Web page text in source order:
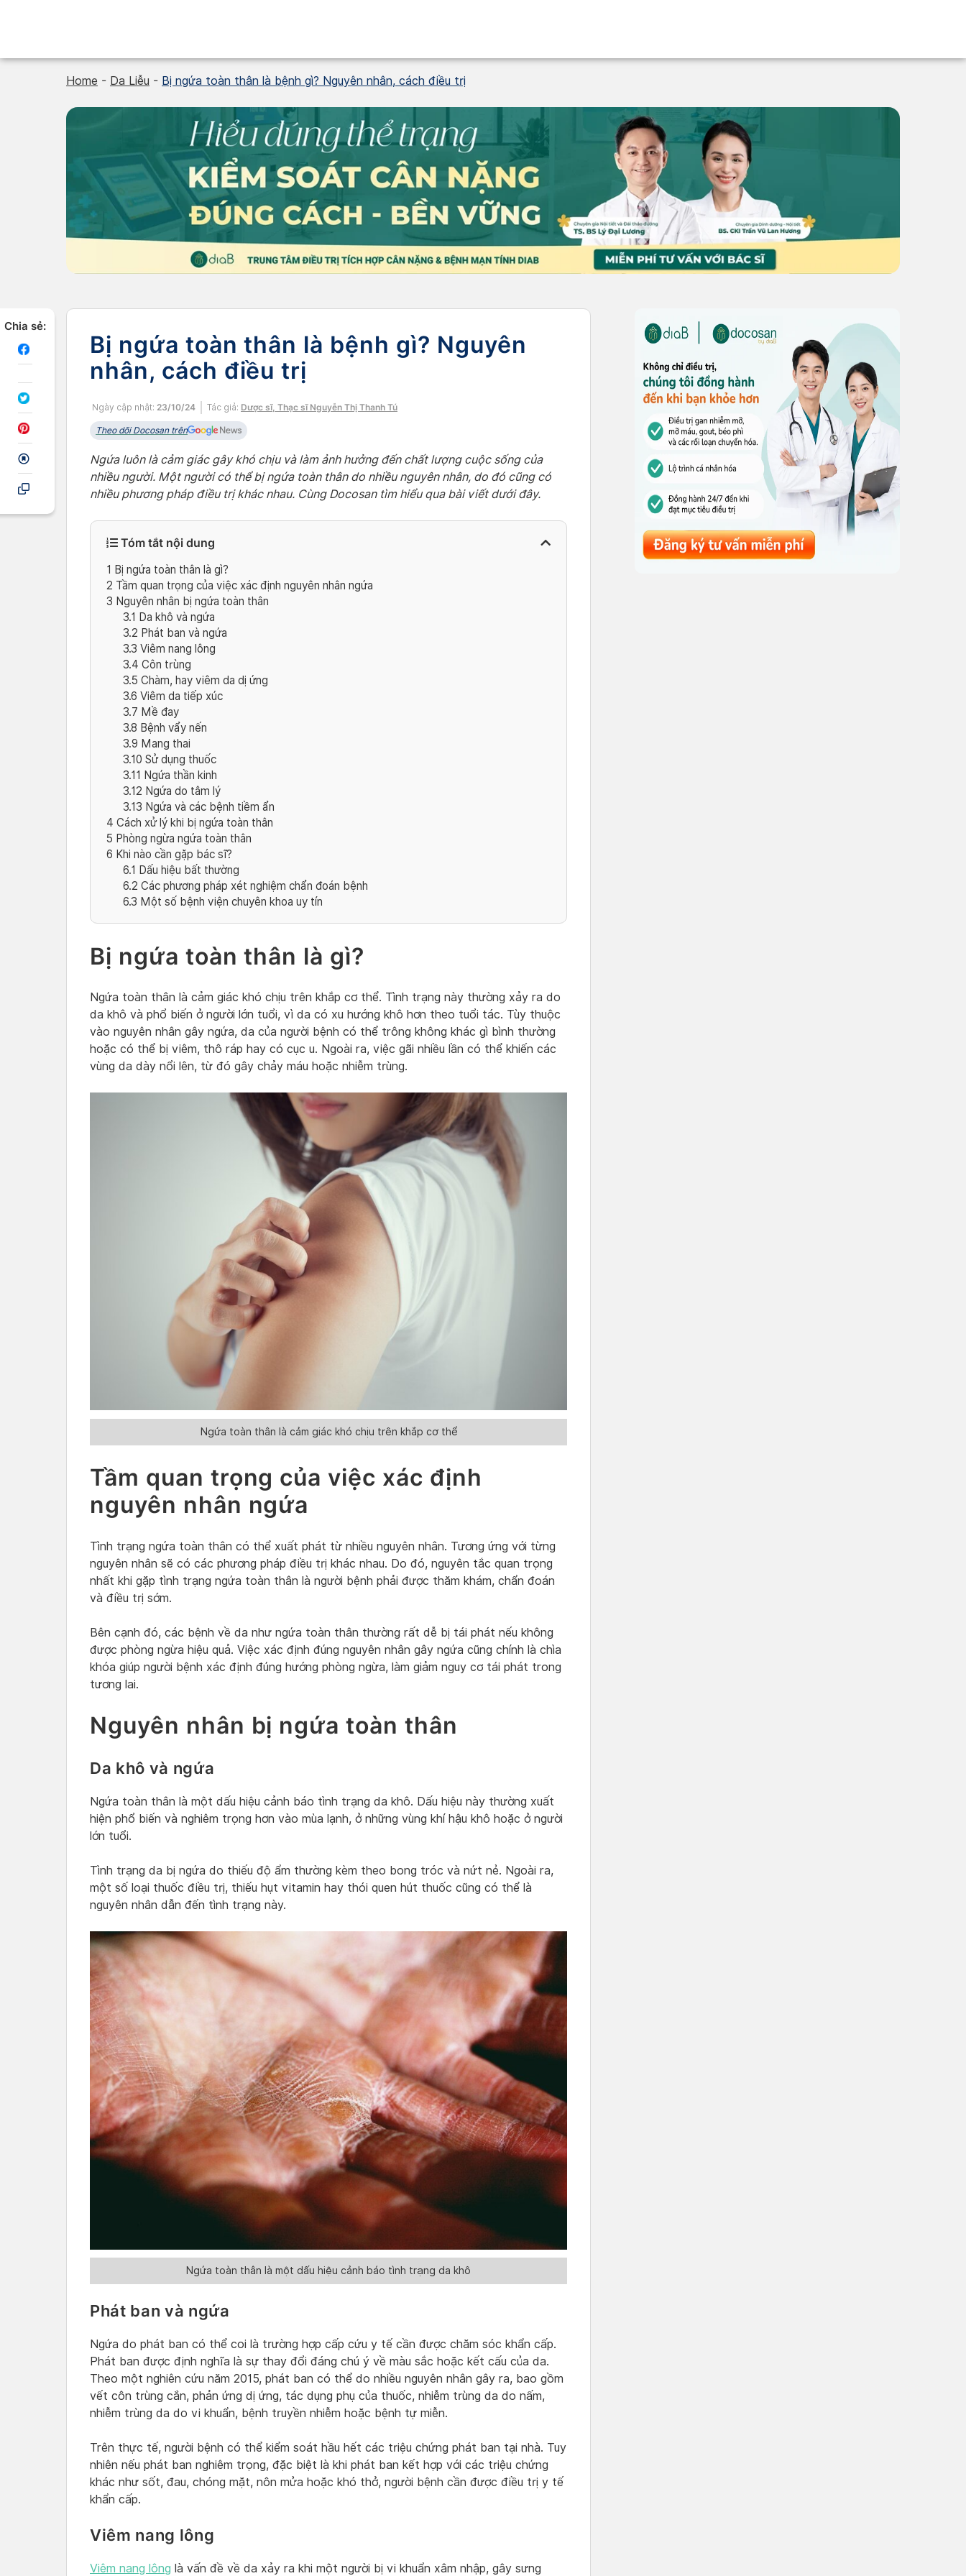
Home - Da Liễu - Bị ngứa toàn thân là bệnh gì? Nguyên nhân, cách điều trị
Chia sẻ:
Bị ngứa toàn thân là bệnh gì? Nguyên
nhân, cách điều trị
Ngày cập nhật: 23/10/24 Tác giả: Dược sĩ, Thạc sĩ Nguyễn Thị Thanh Tú
Theo dõi Docosan trên
Ngứa luôn là cảm giác gây khó chịu và làm ảnh hưởng đến chất lượng cuộc sống của
nhiều người. Một người có thể bị ngứa toàn thân do nhiều nguyên nhân, do đó cũng có
nhiều phương pháp điều trị khác nhau. Cùng Docosan tìm hiểu qua bài viết dưới đây.
Tóm tắt nội dung
1 Bị ngứa toàn thân là gì?
2 Tầm quan trọng của việc xác định nguyên nhân ngứa
3 Nguyên nhân bị ngứa toàn thân
3.1 Da khô và ngứa
3.2 Phát ban và ngứa
3.3 Viêm nang lông
3.4 Côn trùng
3.5 Chàm, hay viêm da dị ứng
3.6 Viêm da tiếp xúc
3.7 Mề đay
3.8 Bệnh vẩy nến
3.9 Mang thai
3.10 Sử dụng thuốc
3.11 Ngứa thần kinh
3.12 Ngứa do tâm lý
3.13 Ngứa và các bệnh tiềm ẩn
4 Cách xử lý khi bị ngứa toàn thân
5 Phòng ngừa ngứa toàn thân
6 Khi nào cần gặp bác sĩ?
6.1 Dấu hiệu bất thường
6.2 Các phương pháp xét nghiệm chẩn đoán bệnh
6.3 Một số bệnh viện chuyên khoa uy tín
Bị ngứa toàn thân là gì?
Ngứa toàn thân là cảm giác khó chịu trên khắp cơ thể. Tình trạng này thường xảy ra do
da khô và phổ biến ở người lớn tuổi, vì da có xu hướng khô hơn theo tuổi tác. Tùy thuộc
vào nguyên nhân gây ngứa, da của người bệnh có thể trông không khác gì bình thường
hoặc có thể bị viêm, thô ráp hay có cục u. Ngoài ra, việc gãi nhiều lần có thể khiến các
vùng da dày nổi lên, từ đó gây chảy máu hoặc nhiễm trùng.
Ngứa toàn thân là cảm giác khó chịu trên khắp cơ thể
Tầm quan trọng của việc xác định
nguyên nhân ngứa
Tình trạng ngứa toàn thân có thể xuất phát từ nhiều nguyên nhân. Tương ứng với từng
nguyên nhân sẽ có các phương pháp điều trị khác nhau. Do đó, nguyên tắc quan trọng
nhất khi gặp tình trạng ngứa toàn thân là người bệnh phải được thăm khám, chẩn đoán
và điều trị sớm.
Bên cạnh đó, các bệnh về da như ngứa toàn thân thường rất dễ bị tái phát nếu không
được phòng ngừa hiệu quả. Việc xác định đúng nguyên nhân gây ngứa cũng chính là chìa
khóa giúp người bệnh xác định đúng hướng phòng ngừa, làm giảm nguy cơ tái phát trong
tương lai.
Nguyên nhân bị ngứa toàn thân
Da khô và ngứa
Ngứa toàn thân là một dấu hiệu cảnh báo tình trạng da khô. Dấu hiệu này thường xuất
hiện phổ biến và nghiêm trọng hơn vào mùa lạnh, ở những vùng khí hậu khô hoặc ở người
lớn tuổi.
Tình trạng da bị ngứa do thiếu độ ẩm thường kèm theo bong tróc và nứt nẻ. Ngoài ra,
một số loại thuốc điều trị, thiếu hụt vitamin hay thói quen hút thuốc cũng có thể là
nguyên nhân dẫn đến tình trạng này.
Ngứa toàn thân là một dấu hiệu cảnh báo tình trạng da khô
Phát ban và ngứa
Ngứa do phát ban có thể coi là trường hợp cấp cứu y tế cần được chăm sóc khẩn cấp.
Phát ban được định nghĩa là sự thay đổi đáng chú ý về màu sắc hoặc kết cấu của da.
Theo một nghiên cứu năm 2015, phát ban có thể do nhiều nguyên nhân gây ra, bao gồm
vết côn trùng cắn, phản ứng dị ứng, tác dụng phụ của thuốc, nhiễm trùng da do nấm,
nhiễm trùng da do vi khuẩn, bệnh truyền nhiễm hoặc bệnh tự miễn.
Trên thực tế, người bệnh có thể kiểm soát hầu hết các triệu chứng phát ban tại nhà. Tuy
nhiên nếu phát ban nghiêm trọng, đặc biệt là khi phát ban kết hợp với các triệu chứng
khác như sốt, đau, chóng mặt, nôn mửa hoặc khó thở, người bệnh cần được điều trị y tế
khẩn cấp.
Viêm nang lông
Viêm nang lông là vấn đề về da xảy ra khi một người bị vi khuẩn xâm nhập, gây sưng